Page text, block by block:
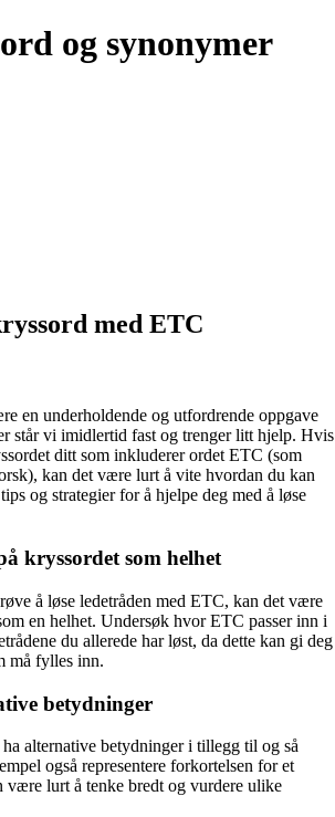
og synonymer
med ETC
en underholdende og utfordrende oppgave
står vi imidlertid fast og trenger litt hjelp. Hvis
ditt som inkluderer ordet ETC (som
kan det være lurt å vite hvordan du kan
og strategier for å hjelpe deg med å løse
kryssordet som helhet
å løse ledetråden med ETC, kan det være
en helhet. Undersøk hvor ETC passer inn i
du allerede har løst, da dette kan gi deg
må fylles inn.
betydninger
alternative betydninger i tillegg til og så
også representere forkortelsen for et
være lurt å tenke bredt og vurdere ulike